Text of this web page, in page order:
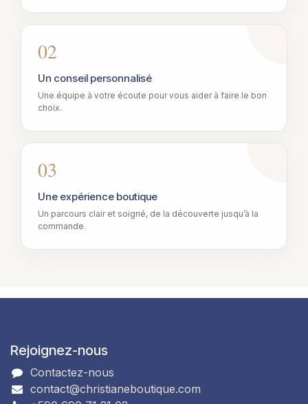
02
Un conseil personnalisé
Une équipe à votre écoute pour vous aider à faire le bon
choix.
03
Une expérience boutique
Un parcours clair et soigné, de la découverte jusqu’à la
commande.
Rejoignez-nous
Contactez-nous
contact@christianeboutique.com